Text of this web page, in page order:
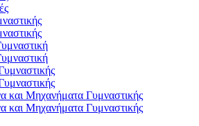
και Μηχανήματα Γυμναστικής
και Μηχανήματα Γυμναστικής